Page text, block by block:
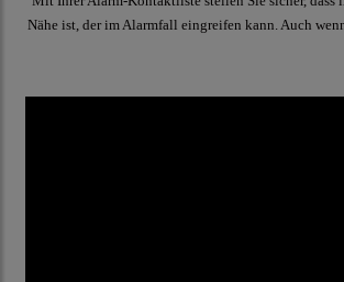
Nähe ist, der im Alarmfall eingreifen kann. Auch